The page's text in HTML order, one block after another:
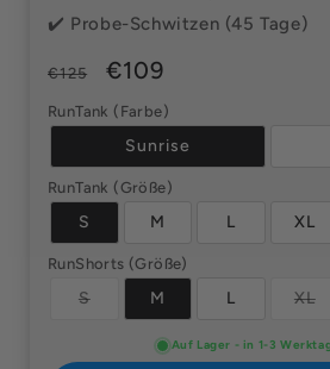
✔️ Probe-Schwitzen (45 Tage)
Preis
€125 €109
RunTank (Farbe)
Sunrise
RunTank (Größe)
S M L XL
RunShorts (Größe)
SVariante
ausverkauft
verfügbar
M L XL
Auf Lager - in 1-3